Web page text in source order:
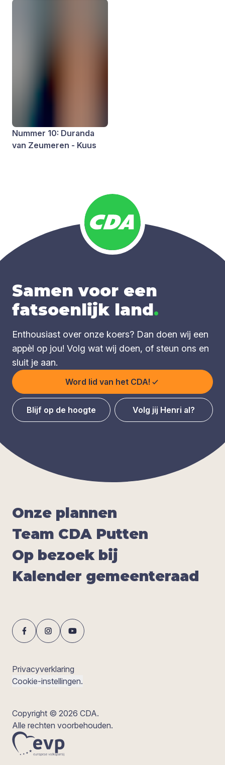
Nummer 10: Duranda
van Zeumeren - Kuus
Samen voor een
fatsoenlijk land.
Enthousiast over onze koers? Dan doen wij een
appèl op jou! Volg wat wij doen, of steun ons en
sluit je aan.
Word lid van het CDA!
Blijf op de hoogte Volg jij Henri al?
Onze plan­nen
Team CDA Put­ten
Op bezoek bij
Kalen­der gemeen­te­raad
Privacyverklaring
Cookie-instellingen.
Copyright © 2026 CDA.
Alle rechten voorbehouden.